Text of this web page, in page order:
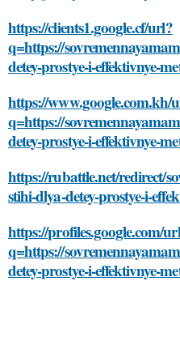
https://clients1.google.cf/url?
q=https://
detey-prostye-i-effektivnye-
https://www.google.com.kh/
q=https://
detey-prostye-i-effektivnye-
https://rubattle.net/redirect/
stihi-dlya-detey-prostye-i-
https://profiles.google.com/
q=https://
detey-prostye-i-effektivnye-